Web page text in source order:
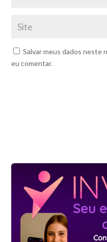
Salvar meus dados neste
eu comentar.